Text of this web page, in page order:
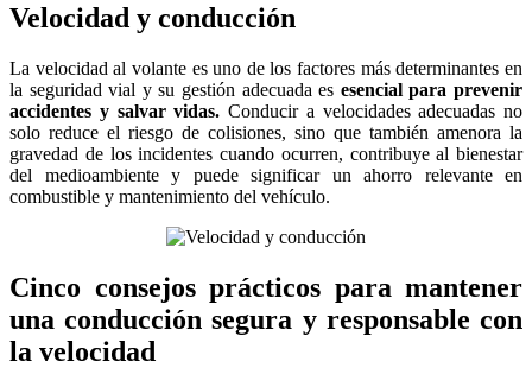
Velocidad y conducción
La velocidad al volante es uno de los factores más determinantes en
la seguridad vial y su gestión adecuada es esencial para prevenir
accidentes y salvar vidas. Conducir a velocidades adecuadas no
solo reduce el riesgo de colisiones, sino que también amenora la
gravedad de los incidentes cuando ocurren, contribuye al bienestar
del medioambiente y puede significar un ahorro relevante en
combustible y mantenimiento del vehículo.
Cinco consejos prácticos para mantener
una conducción segura y responsable con
la velocidad